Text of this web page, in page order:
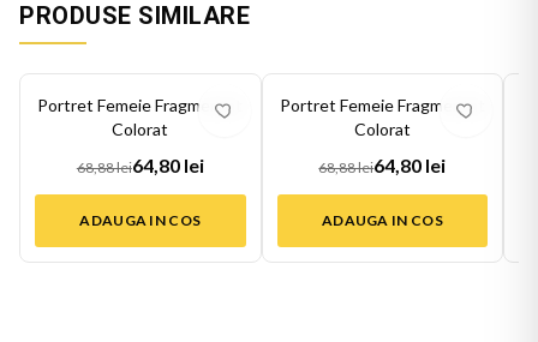
PRODUSE SIMILARE
6%
Portret Femeie Fragmentat
Colorat
68,88 lei64,80 lei
ADAUGA IN COS
6%
Portret Femeie Fragmentat
Colorat
68,88 lei64,80 lei
ADAUGA IN COS